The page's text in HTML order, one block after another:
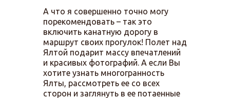
А что я совершенно точно могу
порекомендовать – так это
включить канатную дорогу в
маршрут своих прогулок! Полет над
Ялтой подарит массу впечатлений
и красивых фотографий. А если Вы
хотите узнать многогранность
Ялты, рассмотреть ее со всех
сторон и заглянуть в ее потаенные